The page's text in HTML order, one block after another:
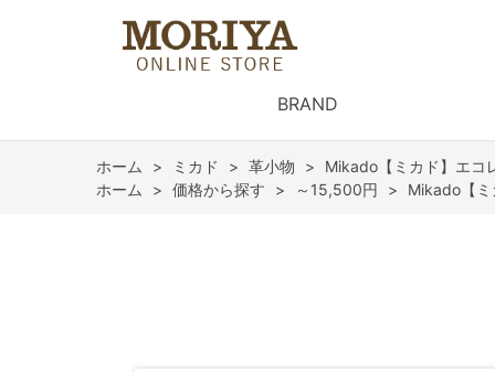
BRAND
ホーム > ミカド > 革小物 >
Mikado【ミカド】エコ
ホーム
> 価格から探す > ～15,500円 > Mikado【ミ